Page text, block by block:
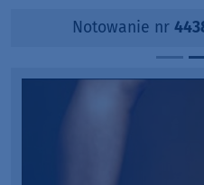
Notowanie nr